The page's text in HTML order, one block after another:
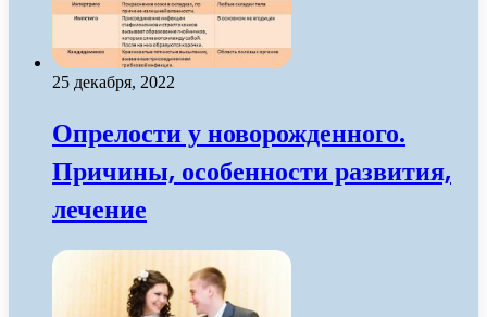
25 декабря, 2022
Опрелости у новорожденного.
Причины, особенности развития,
лечение